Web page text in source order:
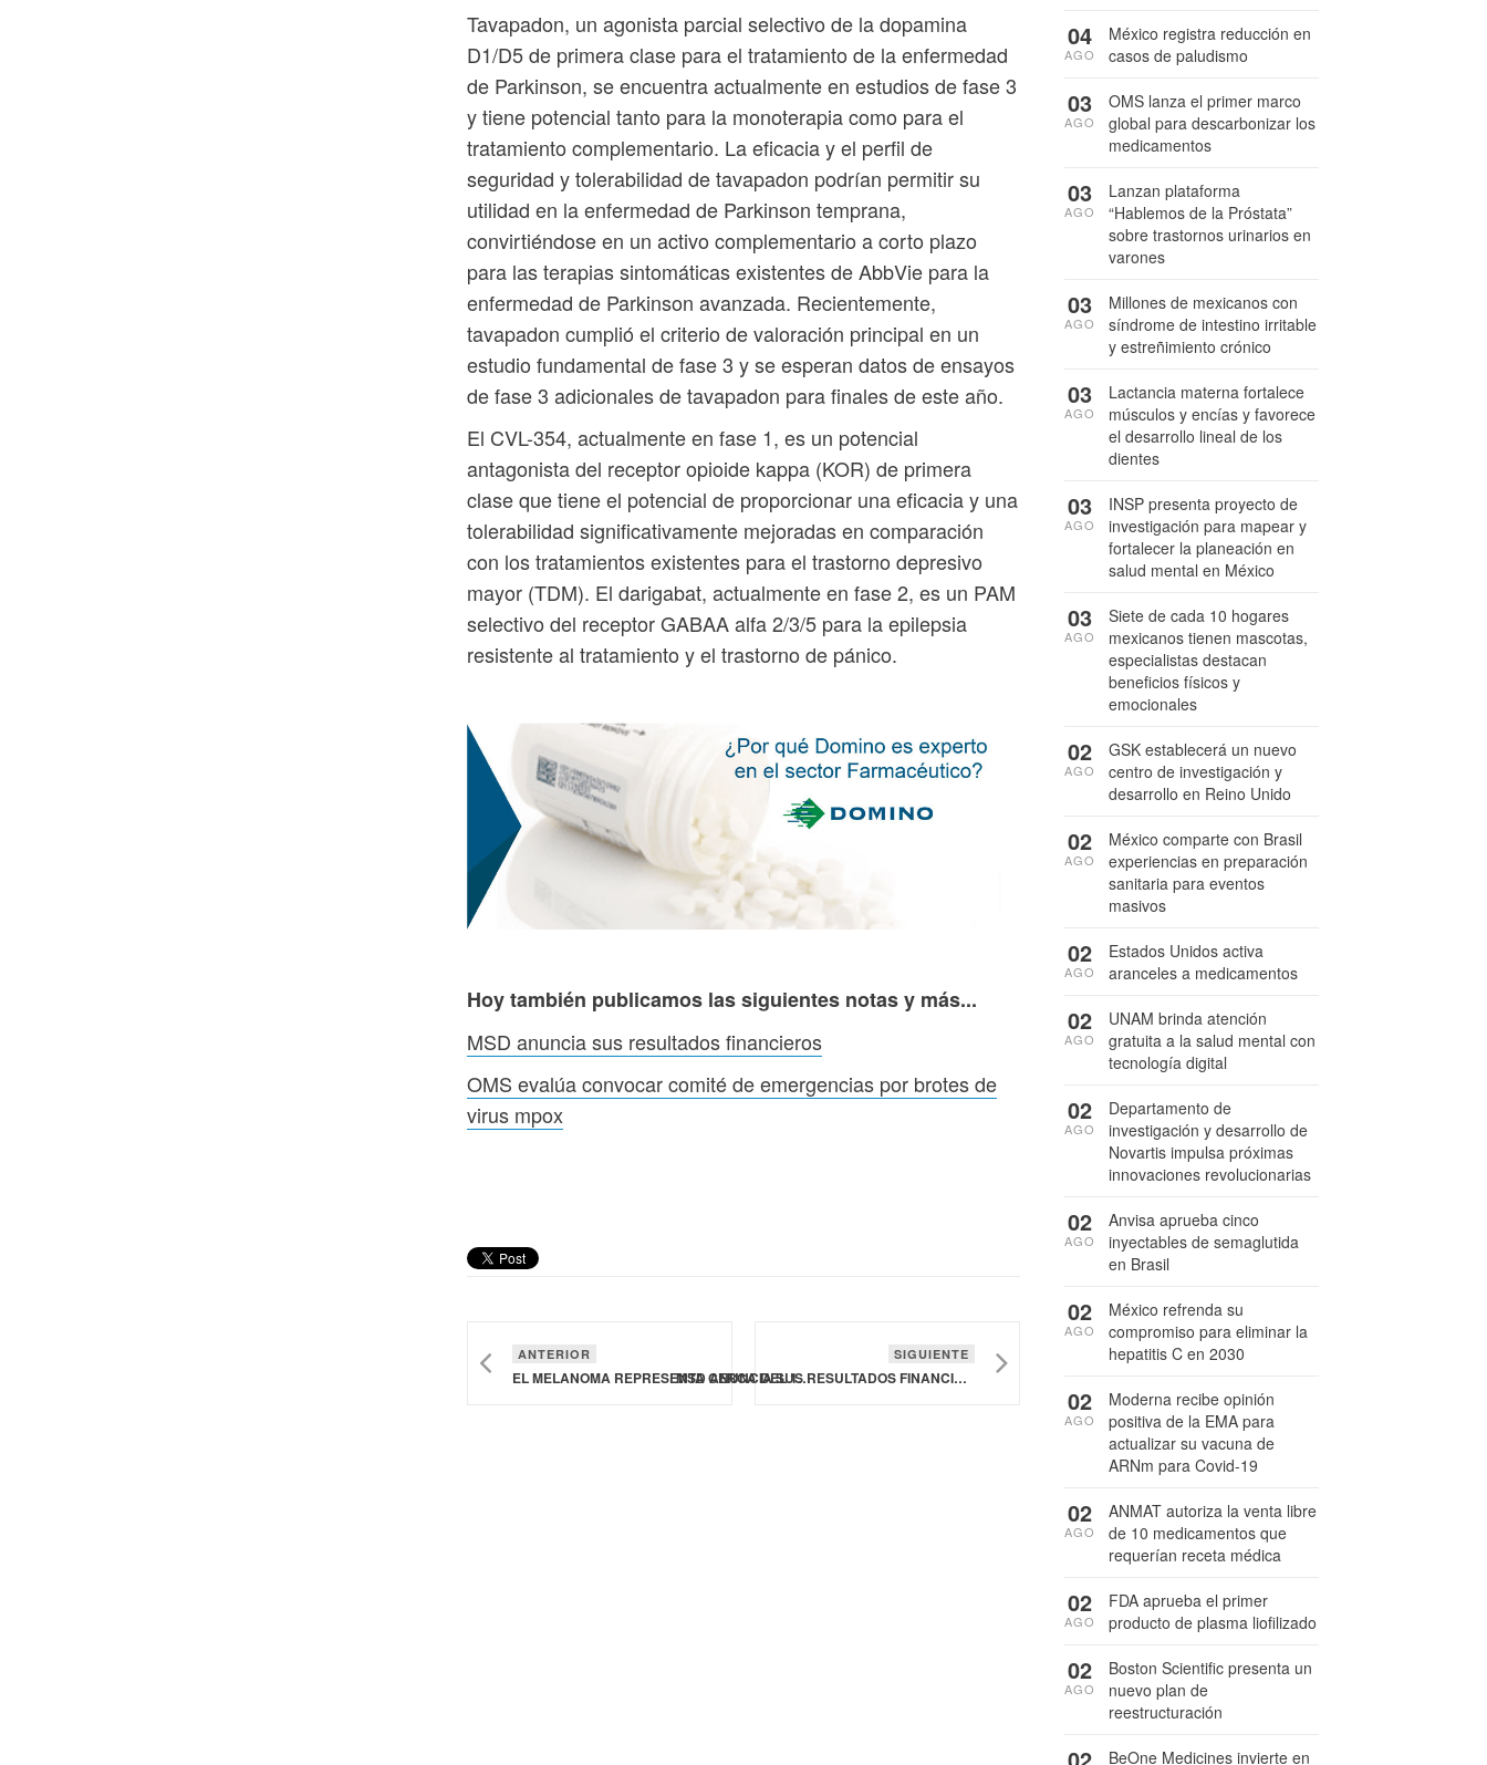
Tavapadon, un agonista parcial selectivo de la dopamina
D1/D5 de primera clase para el tratamiento de la enfermedad
de Parkinson, se encuentra actualmente en estudios de fase 3
y tiene potencial tanto para la monoterapia como para el
tratamiento complementario. La eficacia y el perfil de
seguridad y tolerabilidad de tavapadon podrían permitir su
utilidad en la enfermedad de Parkinson temprana,
convirtiéndose en un activo complementario a corto plazo
para las terapias sintomáticas existentes de AbbVie para la
enfermedad de Parkinson avanzada. Recientemente,
tavapadon cumplió el criterio de valoración principal en un
estudio fundamental de fase 3 y se esperan datos de ensayos
de fase 3 adicionales de tavapadon para finales de este año.
El CVL-354, actualmente en fase 1, es un potencial
antagonista del receptor opioide kappa (KOR) de primera
clase que tiene el potencial de proporcionar una eficacia y una
tolerabilidad significativamente mejoradas en comparación
con los tratamientos existentes para el trastorno depresivo
mayor (TDM). El darigabat, actualmente en fase 2, es un PAM
selectivo del receptor GABAA alfa 2/3/5 para la epilepsia
resistente al tratamiento y el trastorno de pánico.
Hoy también publicamos las siguientes notas y más...
MSD anuncia sus resultados financieros
OMS evalúa convocar comité de emergencias por brotes de
virus mpox
ANTERIOR
EL MELANOMA REPRESENTA CERCA DEL 1% DE LOS CÁNCERES QUE SE PRODUCEN EN LA PIEL: ESPECIALISTAS
SIGUIENTE
MSD ANUNCIA SUS RESULTADOS FINANCIEROS
México registra reducción en
casos de paludismo
04
AGO
OMS lanza el primer marco
global para descarbonizar los
medicamentos
03
AGO
Lanzan plataforma
“Hablemos de la Próstata”
sobre trastornos urinarios en
varones
03
AGO
Millones de mexicanos con
síndrome de intestino irritable
y estreñimiento crónico
03
AGO
Lactancia materna fortalece
músculos y encías y favorece
el desarrollo lineal de los
dientes
03
AGO
INSP presenta proyecto de
investigación para mapear y
fortalecer la planeación en
salud mental en México
03
AGO
Siete de cada 10 hogares
mexicanos tienen mascotas,
especialistas destacan
beneficios físicos y
emocionales
03
AGO
GSK establecerá un nuevo
centro de investigación y
desarrollo en Reino Unido
02
AGO
México comparte con Brasil
experiencias en preparación
sanitaria para eventos
masivos
02
AGO
Estados Unidos activa
aranceles a medicamentos
02
AGO
UNAM brinda atención
gratuita a la salud mental con
tecnología digital
02
AGO
Departamento de
investigación y desarrollo de
Novartis impulsa próximas
innovaciones revolucionarias
02
AGO
Anvisa aprueba cinco
inyectables de semaglutida
en Brasil
02
AGO
México refrenda su
compromiso para eliminar la
hepatitis C en 2030
02
AGO
Moderna recibe opinión
positiva de la EMA para
actualizar su vacuna de
ARNm para Covid-19
02
AGO
ANMAT autoriza la venta libre
de 10 medicamentos que
requerían receta médica
02
AGO
FDA aprueba el primer
producto de plasma liofilizado
02
AGO
Boston Scientific presenta un
nuevo plan de
reestructuración
02
AGO
BeOne Medicines invierte en